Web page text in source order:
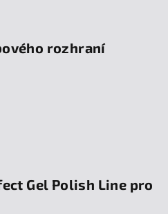
rozhraní
Gel Polish Line pro